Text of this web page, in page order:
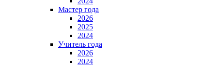
Мастер года
2026
2025
2024
Учитель года
2026
2024